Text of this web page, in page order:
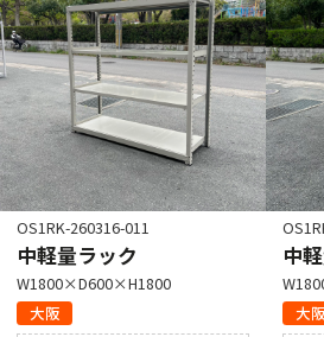
OS1RK-260316-011
中軽量ラック
W1800×D600×H1800
大阪
中
大阪